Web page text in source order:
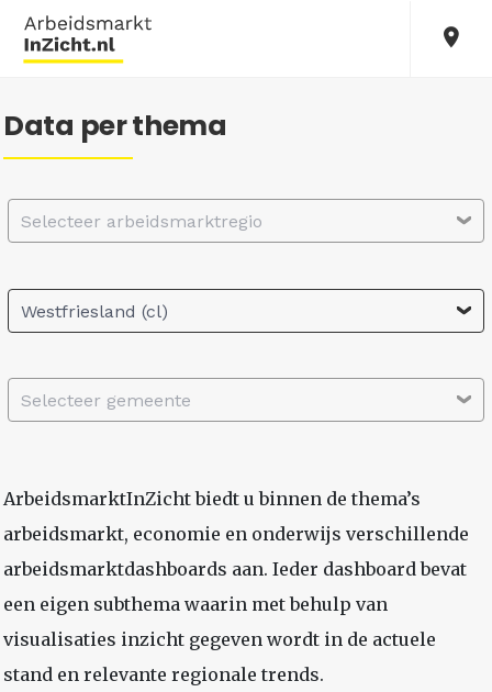
Data per thema
Selecteer arbeidsmarktregio
Westfriesland (cl)
Selecteer gemeente
ArbeidsmarktInZicht biedt u binnen de thema’s
arbeidsmarkt, economie en onderwijs verschillende
arbeidsmarktdashboards aan. Ieder dashboard bevat
een eigen subthema waarin met behulp van
visualisaties inzicht gegeven wordt in de actuele
stand en relevante regionale trends.